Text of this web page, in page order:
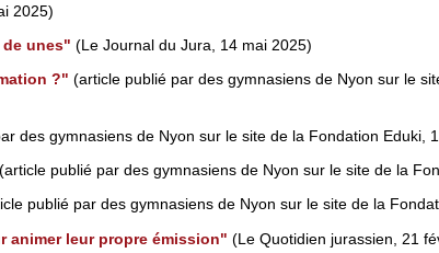
2025)
unes" (Le Journal du Jura, 14 mai 2025)
?" (article publié par des gymnasiens de Nyon sur le
des gymnasiens de Nyon sur le site de la Fondation Eduki,
(article publié par des gymnasiens de Nyon sur le site de la
publié par des gymnasiens de Nyon sur le site de la
animer leur propre émission" (Le Quotidien jurassien, 21